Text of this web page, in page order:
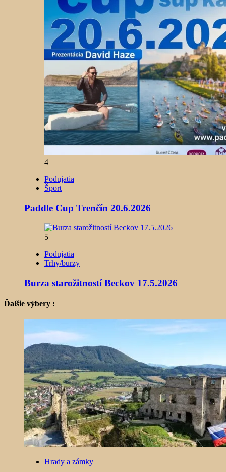
4
Podujatia
Šport
Paddle Cup Trenčín 20.6.2026
5
Podujatia
Trhy/burzy
Burza starožitností Beckov 17.5.2026
Ďalšie výbery :
Hrady a zámky